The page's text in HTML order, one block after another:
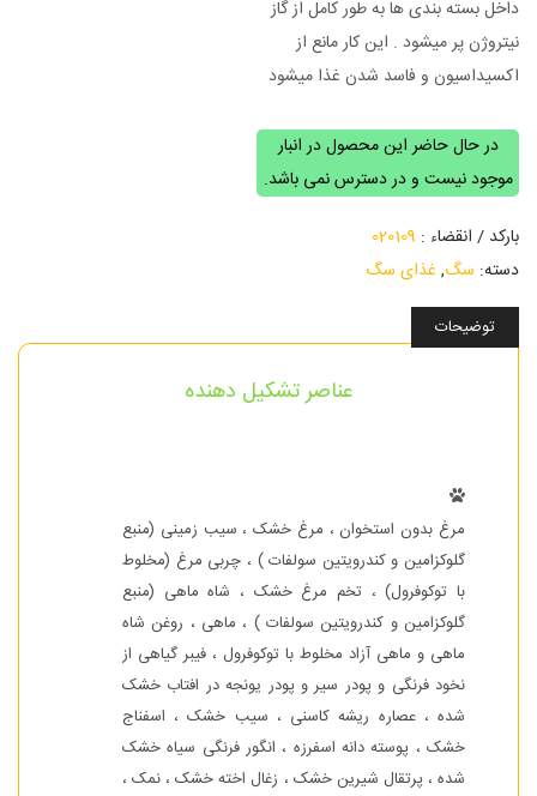
داخل بسته بندی ها به طور کامل از گاز
نیتروژن پر میشود . این کار مانع از
اکسیداسیون و فاسد شدن غذا میشود
در حال حاضر این محصول در انبار
موجود نیست و در دسترس نمی باشد.
بارکد / انقضاء : 020109
دسته: سگ, غذای سگ
توضیحات
عناصر تشکیل دهنده
مرغ بدون استخوان ، مرغ خشک ، سیب زمینی (منبع
گلوکزامین و کندرویتین سولفات ) ، چربی مرغ (مخلوط
با توکوفرول) ، تخم مرغ خشک ، شاه ماهی (منبع
گلوکزامین و کندرویتین سولفات ) ، ماهی ، روغن شاه
ماهی و ماهی آزاد مخلوط با توکوفرول ، فیبر گیاهی از
نخود فرنگی و پودر سیر و پودر یونجه در افتاب خشک
شده ، عصاره ریشه کاسنی ، سیب خشک ، اسفناج
خشک ، پوسته دانه اسفرزه ، انگور فرنگی سیاه خشک
شده ، پرتقال شیرین خشک ، زغال اخته خشک ، نمک ،